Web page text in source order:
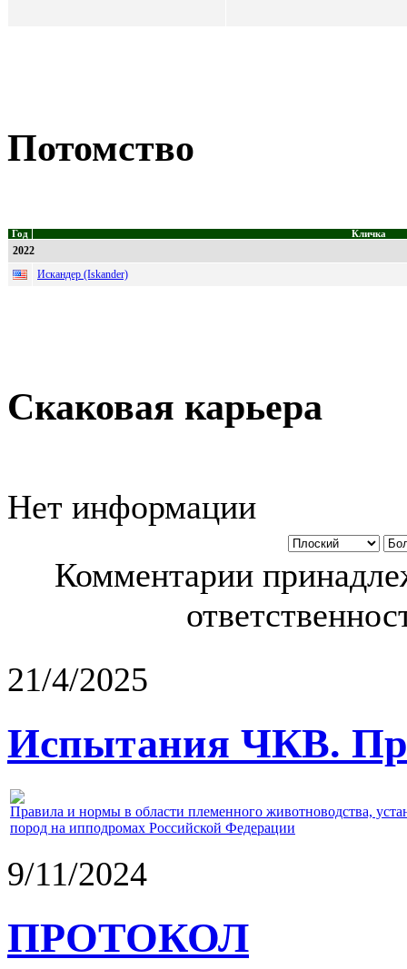
Потомство
Год Кличка
2022
Искандер (Iskander)
Скаковая карьера
Нет информации
Комментарии
21/4/2025
Испытания ЧКВ.
Правила и нормы в области племенного животноводства,
пород на ипподромах Российской Федерации
9/11/2024
ПРОТОКОЛ